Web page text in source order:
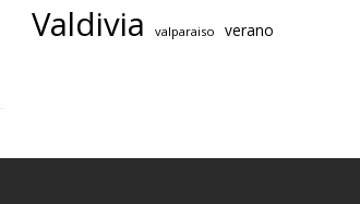
Valdivia valparaiso verano